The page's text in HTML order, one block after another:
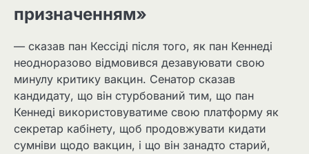
призначенням»
— сказав пан Кессіді після того, як пан Кеннеді
неодноразово відмовився дезавуювати свою
минулу критику вакцин. Сенатор сказав
кандидату, що він стурбований тим, що пан
Кеннеді використовуватиме свою платформу як
секретар кабінету, щоб продовжувати кидати
сумніви щодо вакцин, і що він занадто старий,